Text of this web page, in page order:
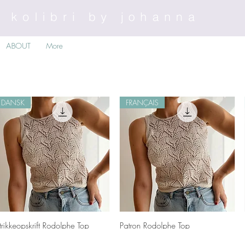
ABOUT More
kolibri by johanna
Schnellansicht
DANSK
Rodolphe Top
Schnellansicht
FRANÇAIS
Patron Rodolphe Top